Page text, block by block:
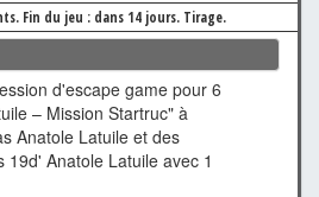
Fin du jeu : dans 14 jours. Tirage.
d'escape game pour 6
– Mission Startruc" à
Anatole Latuile et des
Anatole Latuile avec 1